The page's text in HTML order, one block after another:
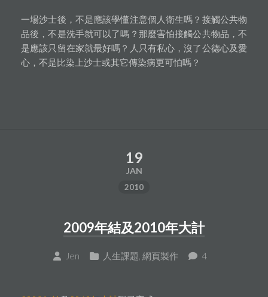
一場沙士後，不是應該學懂注意個人衛生嗎？接觸公共物
品後，不是洗手就可以了嗎？那麼害怕接觸公共物品，不
是應該只留在家就最好嗎？人只有私心，沒了公德心及愛
心，不是比染上沙士或其它傳染病更可怕嗎？
19
JAN
2010
2009年結及2010年大計
Jen 人生課題 網頁製作 4